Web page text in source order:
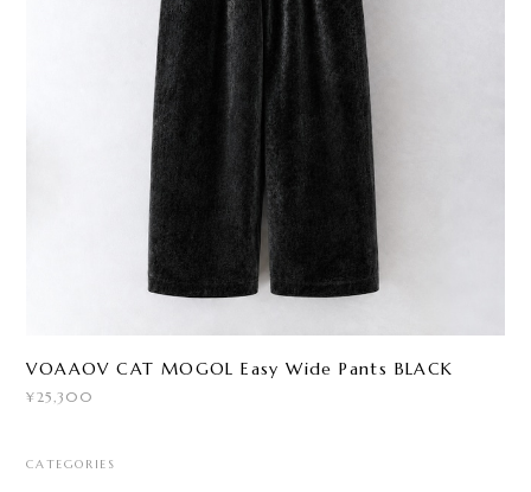
VOAAOV CAT MOGOL Easy Wide Pants BLACK
¥25,300
CATEGORIES